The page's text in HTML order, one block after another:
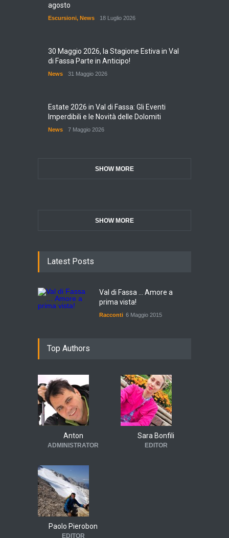
agosto
Escursioni, News 18 Luglio 2026
30 Maggio 2026, la Stagione Estiva in Val
di Fassa Parte in Anticipo!
News 31 Maggio 2026
Estate 2026 in Val di Fassa: Gli Eventi
Imperdibili e le Novità delle Dolomiti
News 7 Maggio 2026
SHOW MORE
SHOW MORE
Latest Posts
Val di Fassa ... Amore a
prima vista!
Racconti 6 Maggio 2015
Top Authors
Anton
ADMINISTRATOR
Sara Bonfili
EDITOR
Paolo Pierobon
EDITOR